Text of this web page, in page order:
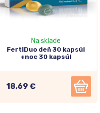
Na sklade
FertiDuo deň 30 kapsúl
+noc 30 kapsúl
18,69 €